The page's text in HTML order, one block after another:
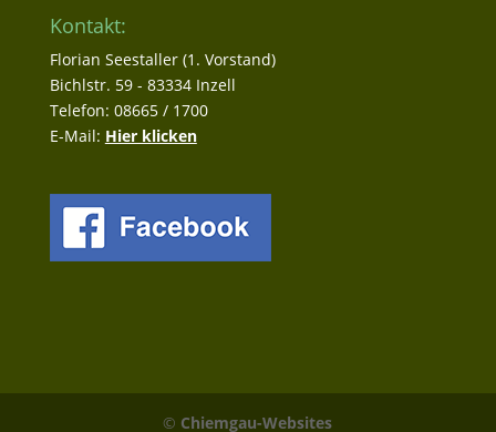
Kontakt:
Florian Seestaller (1. Vorstand)
Bichlstr. 59 - 83334 Inzell
Telefon: 08665 / 1700
E-Mail: Hier klicken
© Chiemgau-Websites